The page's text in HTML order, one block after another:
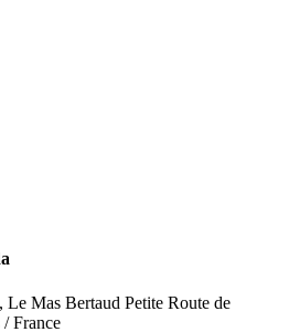
Le Mas Bertaud Petite Route de
France